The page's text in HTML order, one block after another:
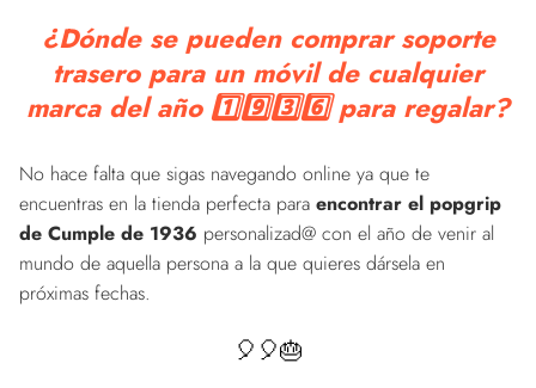
¿Dónde se pueden comprar soporte
trasero para un móvil de cualquier
marca del año 1️⃣9️⃣3️⃣6️⃣ para regalar?
No hace falta que sigas navegando online ya que te
encuentras en la tienda perfecta para encontrar el popgrip
de Cumple de 1936 personalizad@ con el año de venir al
mundo de aquella persona a la que quieres dársela en
próximas fechas.
🎈🎈🎂